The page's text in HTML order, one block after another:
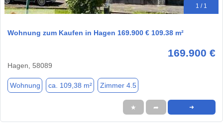
1 / 1
Wohnung zum Kaufen in Hagen 169.900 € 109.38 m²
169.900 €
Hagen, 58089
Wohnung ca. 109,38 m² Zimmer 4.5
★ ➦ ➜